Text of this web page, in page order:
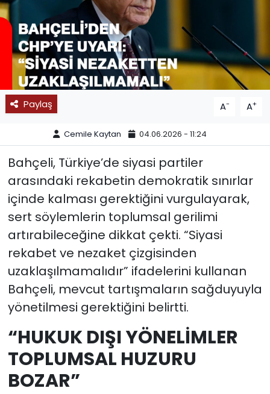
Paylaş A- A+
Cemile Kaytan 04.06.2026 - 11:24
Bahçeli, Türkiye’de siyasi partiler
arasındaki rekabetin demokratik sınırlar
içinde kalması gerektiğini vurgulayarak,
sert söylemlerin toplumsal gerilimi
artırabileceğine dikkat çekti. “Siyasi
rekabet ve nezaket çizgisinden
uzaklaşılmamalıdır” ifadelerini kullanan
Bahçeli, mevcut tartışmaların sağduyuyla
yönetilmesi gerektiğini belirtti.
“HUKUK DIŞI YÖNELİMLER
TOPLUMSAL HUZURU
BOZAR”